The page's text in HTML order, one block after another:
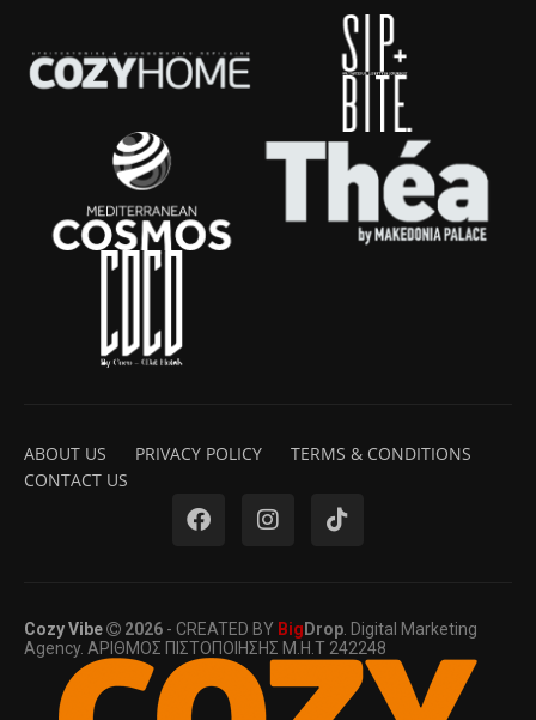
ABOUT US PRIVACY POLICY
TERMS & CONDITIONS
CONTACT US
Cozy Vibe 2026 - CREATED BY Big Drop . Digital Marketing
Agency. ΑΡΙΘΜΟΣ ΠΙΣΤΟΠΟΙΗΣΗΣ Μ.Η.Τ 242248